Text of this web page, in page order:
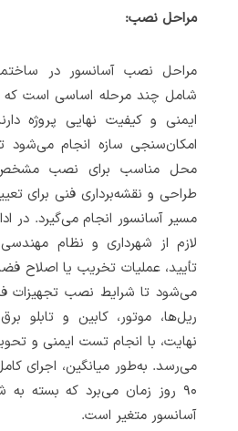
مراحل نصب:
مراحل نصب آسانسور در
شامل چند مرحله اساسی است
ایمنی و کیفیت نهایی پروژه
امکان‌سنجی سازه انجام
محل مناسب برای نصب
طراحی و نقشه‌برداری فنی برای
مسیر آسانسور انجام می‌گیرد. در
لازم از شهرداری و نظام
تأیید، عملیات تخریب یا اصلاح
می‌شود تا شرایط نصب تجهیزات
ریل‌ها، موتور، کابین و
نهایت، با انجام تست ایمنی و
۹۰ روز زمان می‌برد که بسته
آسانسور متغیر است.